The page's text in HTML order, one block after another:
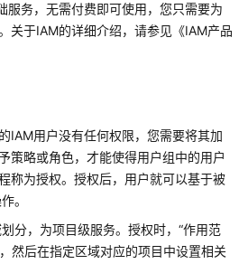
服务，无需付费即可使用，您只需要为
关于IAM的详细介绍，请参见《IAM产品
IAM用户没有任何权限，您需要将其加
策略或角色，才能使得用户组中的用户
称为授权。授权后，用户就可以基于被
。
分，为项目级服务。授权时，“作用范
然后在指定区域对应的项目中设置相关